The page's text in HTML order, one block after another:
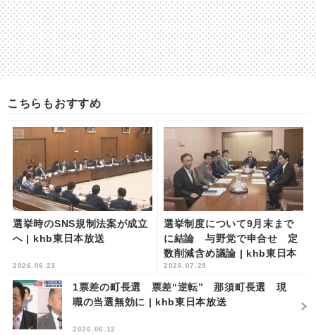
こちらもおすすめ
選挙時のSNS規制法案が成立
へ | khb東日本放送
2026.06.23
選挙制度について9月末まで
に結論 与野党で申合せ 定
数削減含め議論 | khb東日本
放送
2026.07.29
1票差の町長選 票差“逆転” 那須町長選 現
職の当選無効に | khb東日本放送
2026.06.12